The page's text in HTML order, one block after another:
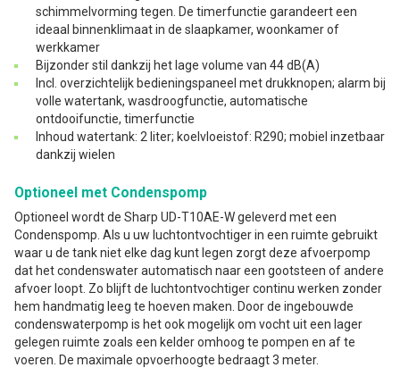
schimmelvorming tegen. De timerfunctie garandeert een
ideaal binnenklimaat in de slaapkamer, woonkamer of
werkkamer
Bijzonder stil dankzij het lage volume van 44 dB(A)
Incl. overzichtelijk bedieningspaneel met drukknopen; alarm bij
volle watertank, wasdroogfunctie, automatische
ontdooifunctie, timerfunctie
Inhoud watertank: 2 liter; koelvloeistof: R290; mobiel inzetbaar
dankzij wielen
Optioneel met Condenspomp
Optioneel wordt de Sharp UD-T10AE-W geleverd met een
Condenspomp. Als u uw luchtontvochtiger in een ruimte gebruikt
waar u de tank niet elke dag kunt legen zorgt deze afvoerpomp
dat het condenswater automatisch naar een gootsteen of andere
afvoer loopt. Zo blijft de luchtontvochtiger continu werken zonder
hem handmatig leeg te hoeven maken. Door de ingebouwde
condenswaterpomp is het ook mogelijk om vocht uit een lager
gelegen ruimte zoals een kelder omhoog te pompen en af te
voeren. De maximale opvoerhoogte bedraagt 3 meter.